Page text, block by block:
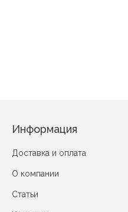
Информация
Доставка и оплата
О компании
Статьи